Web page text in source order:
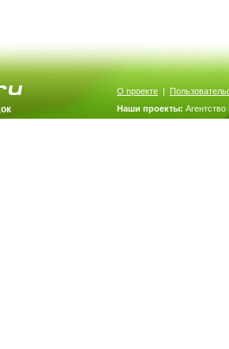
О проекте |
Наши проекты: